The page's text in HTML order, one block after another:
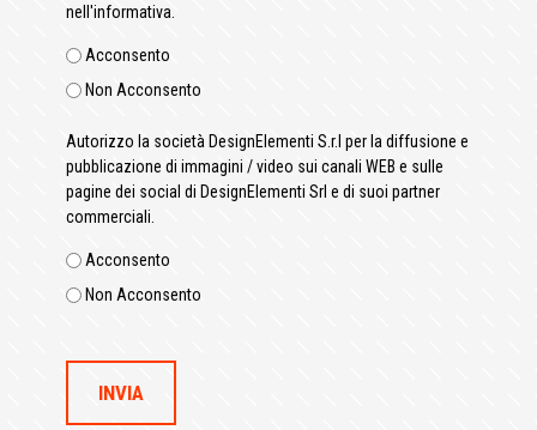
nell'informativa.
Acconsento
Non Acconsento
Autorizzo la società DesignElementi S.r.l per la diffusione e
pubblicazione di immagini / video sui canali WEB e sulle
pagine dei social di DesignElementi Srl e di suoi partner
commerciali.
Acconsento
Non Acconsento